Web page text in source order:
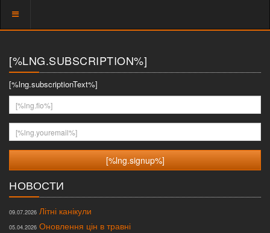
Показать
[%LNG.SUBSCRIPTION%]
[%lng.subscriptionText%]
[%lng.fio%]
[%lng.youremail%]
НОВОСТИ
09.07.2026 Літні канікули
05.04.2026 Оновлення цін в травні